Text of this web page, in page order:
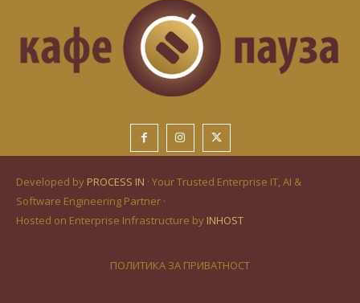
Developed by PROCESS IN · Your Trusted Enterprise IT, AI &
Software Engineering Partner ·
Hosted on Enterprise Infrastructure by INHOST
ПОЛИТИКА ЗА ПРИВАТНОСТ